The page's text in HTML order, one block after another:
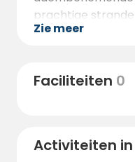
prachtige
om te zwemmen,
vergapen aan
verkennen, een
formatie die een
Zie meer
Faciliteiten 0
Activiteiten